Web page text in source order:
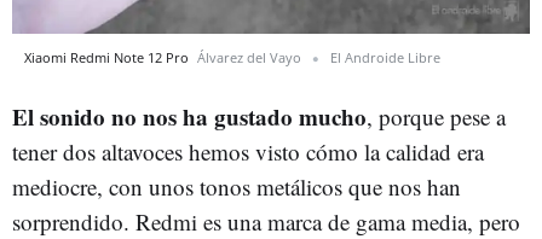
Xiaomi Redmi Note 12 Pro Álvarez del Vayo El Androide Libre
El sonido no nos ha gustado mucho, porque pese a
tener dos altavoces hemos visto cómo la calidad era
mediocre, con unos tonos metálicos que nos han
sorprendido. Redmi es una marca de gama media, pero